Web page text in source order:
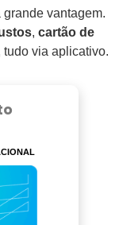
grande vantagem.
, cartão de
tudo via aplicativo.